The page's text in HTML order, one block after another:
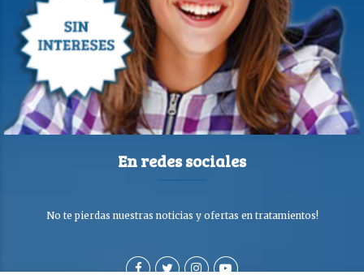
En redes sociales
No te pierdas nuestras noticias y ofertas en tratamientos!